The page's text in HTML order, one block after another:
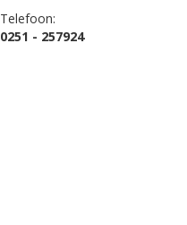
Telefoon:
0251 - 257924